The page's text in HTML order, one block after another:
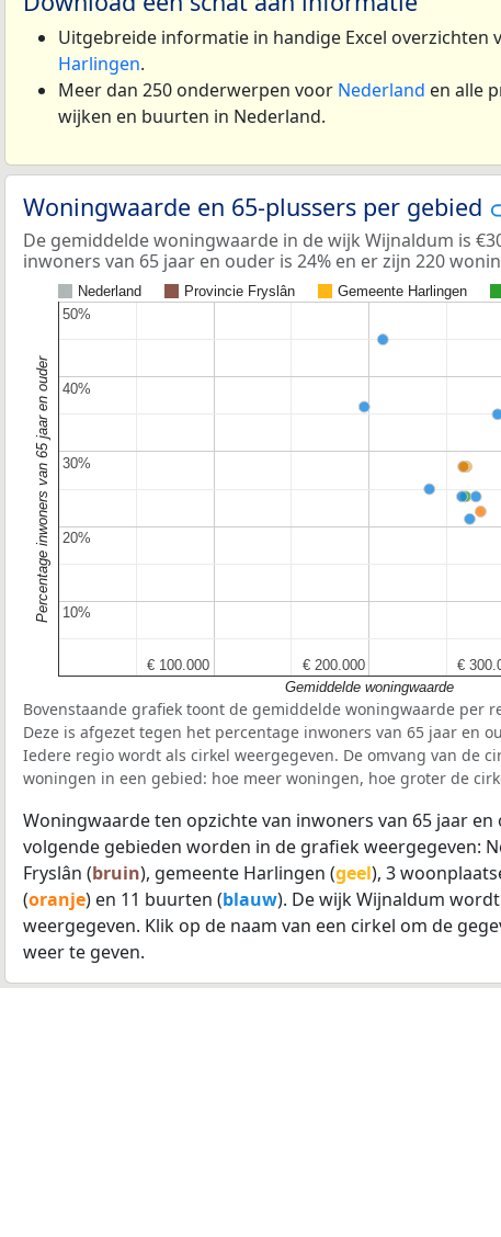
Uitgebreide informatie in handige Excel overzichten
Harlingen.
Meer dan 250 onderwerpen voor Nederland en alle
wijken en buurten in Nederland.
Woningwaarde en 65-plussers per gebied
De gemiddelde woningwaarde in de wijk Wijnaldum is
inwoners van 65 jaar en ouder is 24% en er zijn 220
Nederland Provincie Fryslân Gemeente Harlingen
€ 100.000
€ 100.000 € 200.000
€ 200.000 €
€
10%
10%
20%
20%
30%
30%
40%
40%
50%
50%
Gemiddelde woningwaarde
Percentage inwoners van 65 jaar en ouder
Bovenstaande grafiek toont de gemiddelde woningwaarde per
Deze is afgezet tegen het percentage inwoners van 65 jaar en
Iedere regio wordt als cirkel weergegeven. De omvang van de
woningen in een gebied: hoe meer woningen, hoe groter de
Woningwaarde ten opzichte van inwoners van 65 jaar
volgende gebieden worden in de grafiek weergegeven:
Fryslân (bruin), gemeente Harlingen (geel), 3
(oranje) en 11 buurten (blauw). De wijk Wijnaldum
weergegeven. Klik op de naam van een cirkel om de
weer te geven.